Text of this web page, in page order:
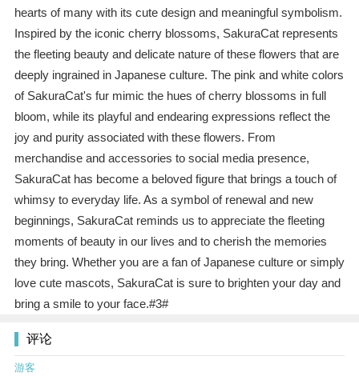
hearts of many with its cute design and meaningful symbolism.
Inspired by the iconic cherry blossoms, SakuraCat represents
the fleeting beauty and delicate nature of these flowers that are
deeply ingrained in Japanese culture. The pink and white colors
of SakuraCat's fur mimic the hues of cherry blossoms in full
bloom, while its playful and endearing expressions reflect the
joy and purity associated with these flowers. From
merchandise and accessories to social media presence,
SakuraCat has become a beloved figure that brings a touch of
whimsy to everyday life. As a symbol of renewal and new
beginnings, SakuraCat reminds us to appreciate the fleeting
moments of beauty in our lives and to cherish the memories
they bring. Whether you are a fan of Japanese culture or simply
love cute mascots, SakuraCat is sure to brighten your day and
bring a smile to your face.#3#
评论
游客